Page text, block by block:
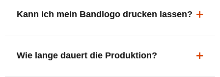
ergonomisch, sicher und gut sichtbar.
Kann ich mein Bandlogo drucken lassen?
deine Bühne, deine Marke.
Wie lange dauert die Produktion?